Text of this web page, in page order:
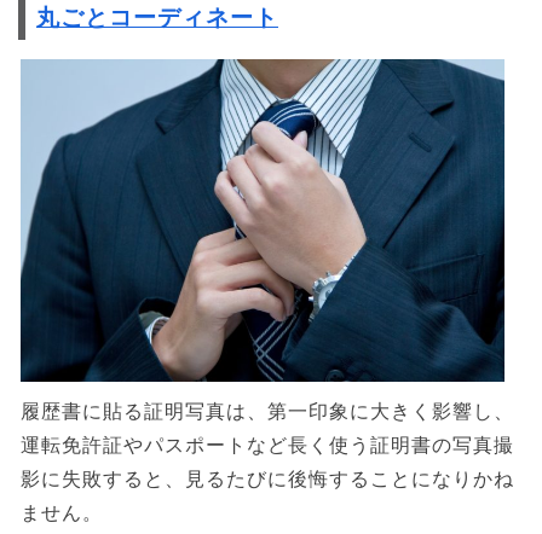
丸ごとコーディネート
履歴書に貼る証明写真は、第一印象に大きく影響し、
運転免許証やパスポートなど長く使う証明書の写真撮
影に失敗すると、見るたびに後悔することになりかね
ません。